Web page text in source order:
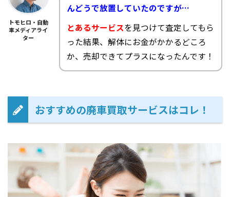
トモヒロ・自動
車メディアライ
ター
んどうで放置していたのですが…
とあるサービスを見つけて査定してもら
った結果、解体にお金がかかるどころ
か、売却できてプラスになったんです！
おすすめの廃車買取サービスはコレ！